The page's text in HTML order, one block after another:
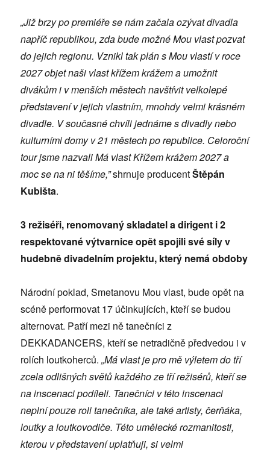
„Již brzy po premiéře se nám začala ozývat divadla
napříč republikou, zda bude možné Mou vlast pozvat
do jejich regionu. Vznikl tak plán s Mou vlastí v roce
2027 objet naši vlast křížem krážem a umožnit
divákům i v menších městech navštívit velkolepé
představení v jejich vlastním, mnohdy velmi krásném
divadle. V současné chvíli jednáme s divadly nebo
kulturními domy v 21 městech po republice. Celoroční
tour jsme nazvali Má vlast Křížem krážem 2027 a
moc se na ni těšíme,”shrnuje producentŠtěpán
Kubišta.
3 režiséři, renomovaný skladatel a dirigent i 2
respektované výtvarnice opět spojili své síly v
hudebně divadelním projektu, který nemá obdoby
Národní poklad, Smetanovu Mou vlast, bude opět na
scéně performovat 17 účinkujících, kteří se budou
alternovat. Patří mezi ně tanečníci z
DEKKADANCERS, kteří se netradičně předvedou i v
rolích loutkoherců.„Má vlast je pro mě výletem do tří
zcela odlišných světů každého ze tří režisérů, kteří se
na inscenaci podíleli. Tanečníci v této inscenaci
neplní pouze roli tanečníka, ale také artisty, čerňáka,
loutky a loutkovodiče. Této umělecké rozmanitosti,
kterou v představení uplatňuji, si velmi